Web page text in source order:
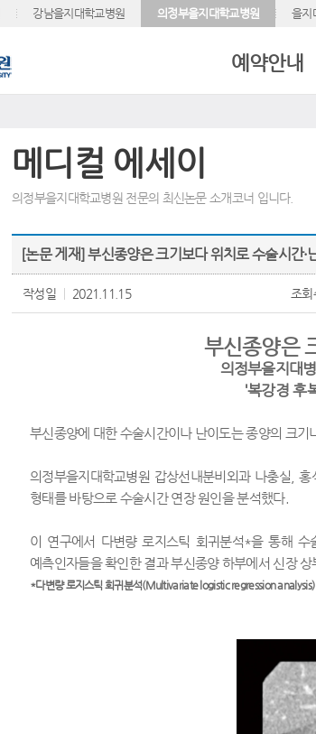
강남을지대학교병원 의정부을지대학교병원 을지
예약안내
메디컬 에세이
의정부을지대학교병원 전문의 최신논문 소개코너 입니다.
[논문 게재] 부신종양은 크기보다 위치로 수술시간·
작성일 2021.11.15 조회
부신종양은
의정부을지대
'복강경 후
부신종양에 대한 수술시간이나 난이도는 종양의 크
의정부을지대학교병원 갑상선내분비외과 나충실 ,홍
형태를 바탕으로 수술시간 연장 원인을 분석했다.
이 연구에서 다변량 로지스틱 회귀분석*을 통해 수
예측인자들을 확인한 결과 부신종양 하부에서 신장 상
*다변량 로지스틱 회귀분석(Multivariate logistic regression analysis)